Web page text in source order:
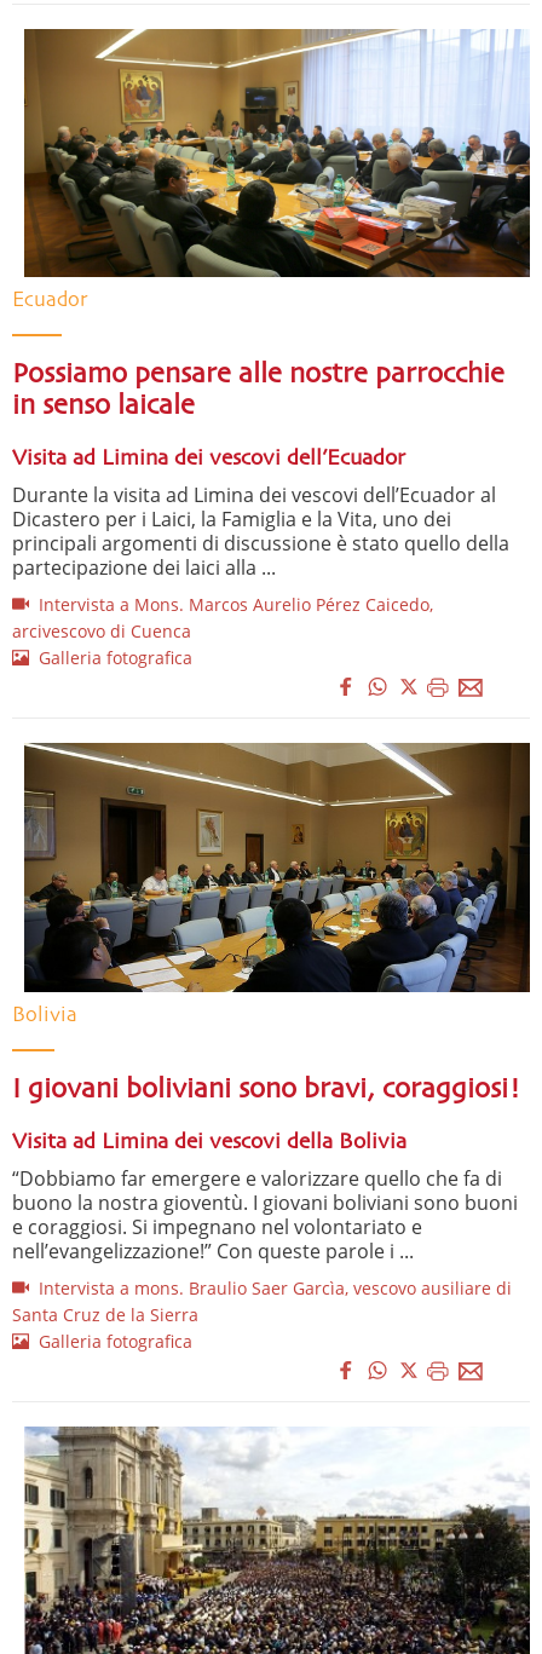
Ecuador
Possiamo pensare alle nostre parrocchie
in senso laicale
Visita ad Limina dei vescovi dell’Ecuador
Durante la visita ad Limina dei vescovi dell’Ecuador al
Dicastero per i Laici, la Famiglia e la Vita, uno dei
principali argomenti di discussione è stato quello della
partecipazione dei laici alla ...
Intervista a Mons. Marcos Aurelio Pérez Caicedo,
arcivescovo di Cuenca
Galleria fotografica
Bolivia
I giovani boliviani sono bravi, coraggiosi!
Visita ad Limina dei vescovi della Bolivia
“Dobbiamo far emergere e valorizzare quello che fa di
buono la nostra gioventù. I giovani boliviani sono buoni
e coraggiosi. Si impegnano nel volontariato e
nell’evangelizzazione!” Con queste parole i ...
Intervista a mons. Braulio Saer Garcìa, vescovo ausiliare di
Santa Cruz de la Sierra
Galleria fotografica